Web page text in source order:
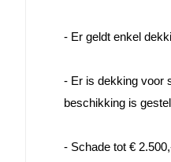
- Er geldt enkel
- Er is dekking voor
beschikking is
- Schade tot €